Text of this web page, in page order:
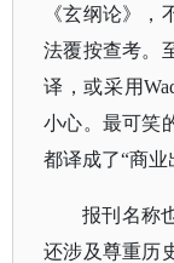
《玄纲论》
法覆按查考。
译，或采用
小心。最可笑
都译成了“商业
报刊名称
还涉及尊重历